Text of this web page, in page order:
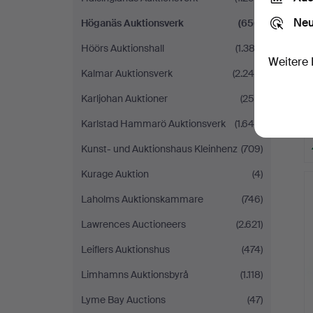
Höganäs Auktionsverk
(656)
Höörs Auktionshall
(1.382)
Kalmar Auktionsverk
(2.246)
Karljohan Auktioner
(256)
Karlstad Hammarö Auktionsverk
(1.640)
Kunst- und Auktionshaus Kleinhenz (709)
Kurage Auktion
(4)
Laholms Auktionskammare
(746)
Lawrences Auctioneers
(2.621)
Leiflers Auktionshus
(474)
Limhamns Auktionsbyrå
(1.118)
Lyme Bay Auctions
(47)
Weitere